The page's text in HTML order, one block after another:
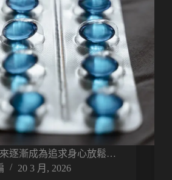
逐漸成為追求身心放鬆…
20 3 月, 2026